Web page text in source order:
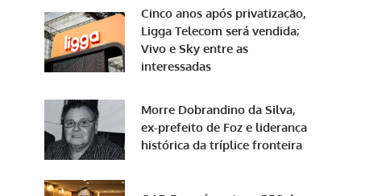
Cinco anos após privatização,
Ligga Telecom será vendida;
Vivo e Sky entre as
interessadas
Morre Dobrandino da Silva,
ex-prefeito de Foz e liderança
histórica da tríplice fronteira